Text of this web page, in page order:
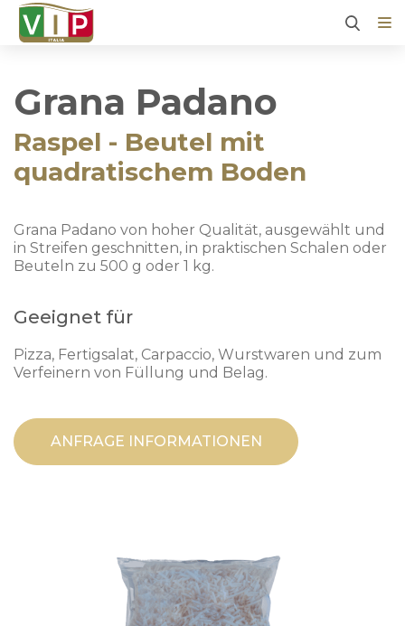
Grana Padano
Raspel - Beutel mit
quadratischem Boden
Grana Padano von hoher Qualität, ausgewählt und
in Streifen geschnitten, in praktischen Schalen oder
Beuteln zu 500 g oder 1 kg.
Geeignet für
Pizza, Fertigsalat, Carpaccio, Wurstwaren und zum
Verfeinern von Füllung und Belag.
ANFRAGE INFORMATIONEN